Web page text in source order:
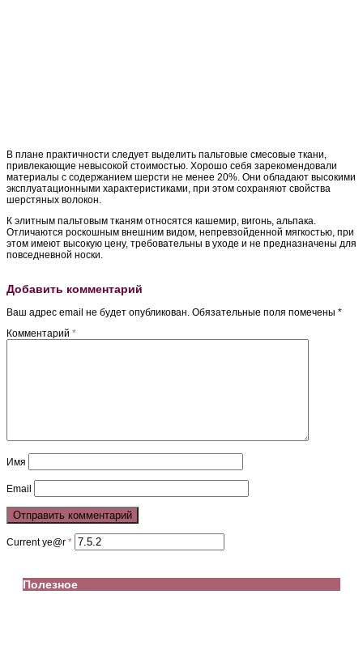
В плане практичности следует выделить пальтовые смесовые ткани,
привлекающие невысокой стоимостью. Хорошо себя зарекомендовали
материалы с содержанием шерсти не менее 20%. Они обладают высокими
эксплуатационными характеристиками, при этом сохраняют свойства
шерстяных волокон.
К элитным пальтовым тканям относятся кашемир, вигонь, альпака.
Отличаются роскошным внешним видом, непревзойденной мягкостью, при
этом имеют высокую цену, требовательны в уходе и не предназначены для
повседневной носки.
Добавить комментарий
Ваш адрес email не будет опубликован. Обязательные поля помечены *
Комментарий *
Имя
Email
Current ye@r *
Полезное